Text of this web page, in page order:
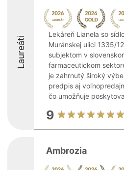
Laureáti
Lekáreň Lianela so
Muránskej ulici 1335/
subjektom v
farmaceutickom
je zahrnutý široký
predpis aj
čo umožňuje
9
Ambrozia